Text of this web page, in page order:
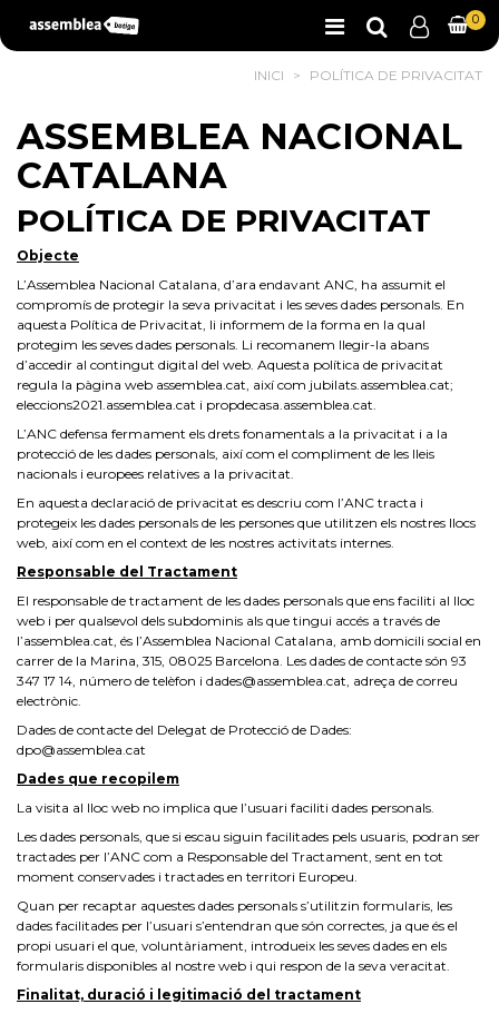
0
INICI > POLÍTICA DE PRIVACITAT
ASSEMBLEA NACIONAL
CATALANA
POLÍTICA DE PRIVACITAT
Objecte
L’Assemblea Nacional Catalana, d’ara endavant ANC, ha assumit el
compromís de protegir la seva privacitat i les seves dades personals. En
aquesta Política de Privacitat, li informem de la forma en la qual
protegim les seves dades personals. Li recomanem llegir-la abans
d’accedir al contingut digital del web. Aquesta política de privacitat
regula la pàgina web assemblea.cat, així com jubilats.assemblea.cat;
eleccions2021.assemblea.cat i propdecasa.assemblea.cat.
L’ANC defensa fermament els drets fonamentals a la privacitat i a la
protecció de les dades personals, així com el compliment de les lleis
nacionals i europees relatives a la privacitat.
En aquesta declaració de privacitat es descriu com l’ANC tracta i
protegeix les dades personals de les persones que utilitzen els nostres llocs
web, així com en el context de les nostres activitats internes.
Responsable del Tractament
El responsable de tractament de les dades personals que ens faciliti al lloc
web i per qualsevol dels subdominis als que tingui accés a través de
l’assemblea.cat, és l’Assemblea Nacional Catalana, amb domicili social en
carrer de la Marina, 315, 08025 Barcelona. Les dades de contacte són 93
347 17 14, número de telèfon i dades@assemblea.cat, adreça de correu
electrònic.
Dades de contacte del Delegat de Protecció de Dades:
dpo@assemblea.cat
Dades que recopilem
La visita al lloc web no implica que l’usuari faciliti dades personals.
Les dades personals, que si escau siguin facilitades pels usuaris, podran ser
tractades per l’ANC com a Responsable del Tractament, sent en tot
moment conservades i tractades en territori Europeu.
Quan per recaptar aquestes dades personals s’utilitzin formularis, les
dades facilitades per l’usuari s’entendran que són correctes, ja que és el
propi usuari el que, voluntàriament, introdueix les seves dades en els
formularis disponibles al nostre web i qui respon de la seva veracitat.
Finalitat, duració i legitimació del tractament